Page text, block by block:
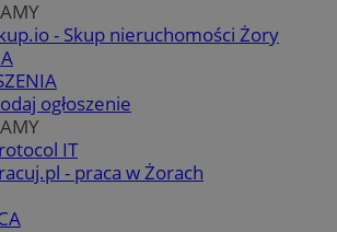
- Skup nieruchomości Żory
ogłoszenie
IT
- praca w Żorach